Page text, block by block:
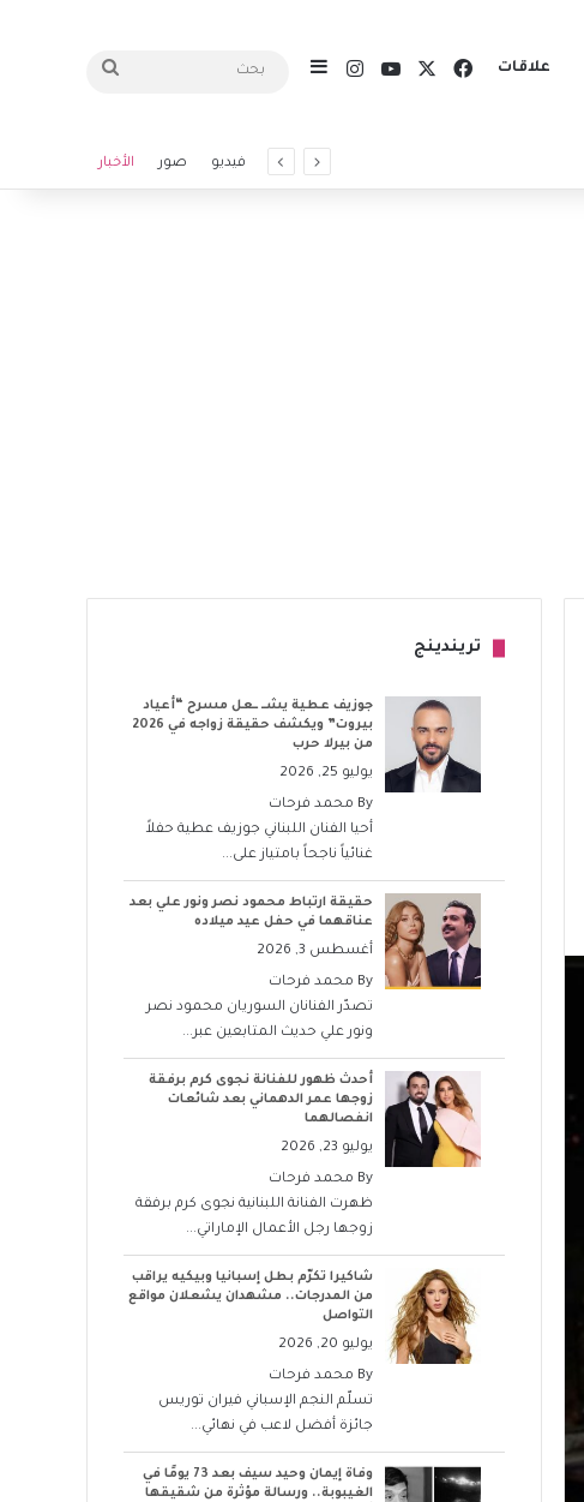
علاقات فيسبوكيوتيوبانستقرامإضافة عمود جانبي بحث
فيديو صور الأخبار
تريندينج
جوزيف عطية يشــ ــعل مسرح “أعياد
بيروت” ويكشف حقيقة زواجه في 2026
من بيرلا حرب
يوليو 25, 2026
By محمد فرحات
أحيا الفنان اللبناني جوزيف عطية حفلاً
غنائياً ناجحاً بامتياز على...
حقيقة ارتباط محمود نصر ونور علي بعد
عناقهما في حفل عيد ميلاده
أغسطس 3, 2026
By محمد فرحات
تصدّر الفنانان السوريان محمود نصر
ونور علي حديث المتابعين عبر...
أحدث ظهور للفنانة نجوى كرم برفقة
زوجها عمر الدهماني بعد شائعات
انفصالهما
يوليو 23, 2026
By محمد فرحات
ظهرت الفنانة اللبنانية نجوى كرم برفقة
زوجها رجل الأعمال الإماراتي...
شاكيرا تكرّم بطل إسبانيا وبيكيه يراقب
من المدرجات.. مشهدان يشعلان مواقع
التواصل
يوليو 20, 2026
By محمد فرحات
تسلّم النجم الإسباني فيران توريس
جائزة أفضل لاعب في نهائي...
وفاة إيمان وحيد سيف بعد 73 يومًا في
الغيبوبة.. ورسالة مؤثرة من شقيقها